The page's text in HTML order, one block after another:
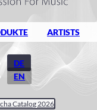
ARTISTS
DE
EN
Catalog 2026